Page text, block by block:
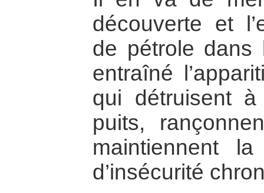
découverte et
de pétrole
entraîné
qui détruisent à
puits,
maintiennent
d’insécurité